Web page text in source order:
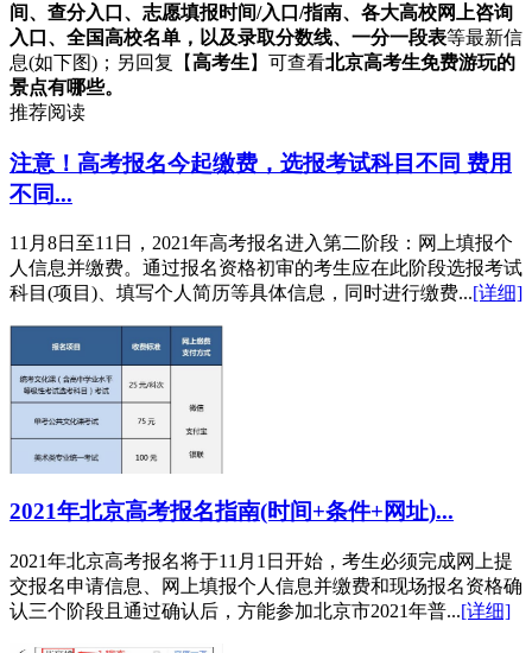
间、查分入口、志愿填报时间/入口/指南、各大高校网上咨询
入口、全国高校名单，以及录取分数线、一分一段表等最新信
息(如下图)；另回复【高考生 】可查看北京高考生免费游玩的
景点有哪些。
推荐阅读
注意！高考报名今起缴费，选报考试科目不同 费用
不同...
11月8日至11日，2021年高考报名进入第二阶段：网上填报个
人信息并缴费。通过报名资格初审的考生应在此阶段选报考试
科目(项目)、填写个人简历等具体信息，同时进行缴费...[详细]
2021年北京高考报名指南(时间+条件+网址)...
2021年北京高考报名将于11月1日开始，考生必须完成网上提
交报名申请信息、网上填报个人信息并缴费和现场报名资格确
认三个阶段且通过确认后，方能参加北京市2021年普...[详细]